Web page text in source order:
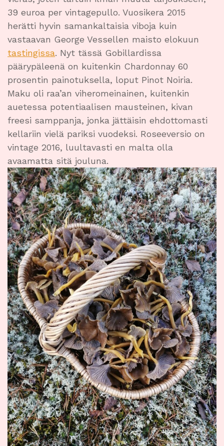
39 euroa per vintagepullo. Vuosikera 2015
herätti hyvin samankaltaisia viboja kuin
vastaavan George Vessellen maisto elokuun
tastingissa. Nyt tässä Gobillardissa
päärypäleenä on kuitenkin Chardonnay 60
prosentin painotuksella, loput Pinot Noiria.
Maku oli raa’an viheromeinainen, kuitenkin
auetessa potentiaalisen mausteinen, kivan
freesi samppanja, jonka jättäisin ehdottomasti
kellariin vielä pariksi vuodeksi. Roseeversio on
vintage 2016, luultavasti en malta olla
avaamatta sitä jouluna.